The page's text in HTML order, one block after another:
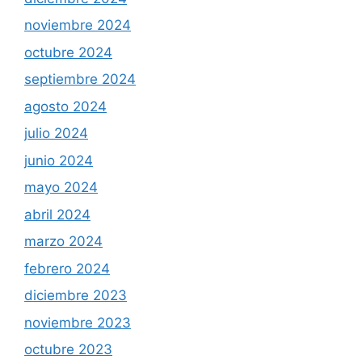
noviembre 2024
octubre 2024
septiembre 2024
agosto 2024
julio 2024
junio 2024
mayo 2024
abril 2024
marzo 2024
febrero 2024
diciembre 2023
noviembre 2023
octubre 2023